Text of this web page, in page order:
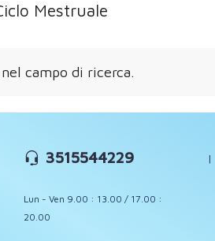
Mestruale
campo di ricerca.
3515544229
Lun - Ven 9.00 : 13.00 / 17.00 :
20.00